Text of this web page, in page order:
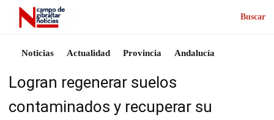
Buscar
Noticias Actualidad Provincia Andalucía
Logran regenerar suelos
contaminados y recuperar su